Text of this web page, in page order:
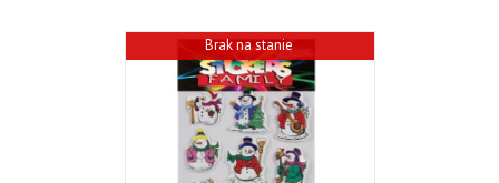
Brak na stanie